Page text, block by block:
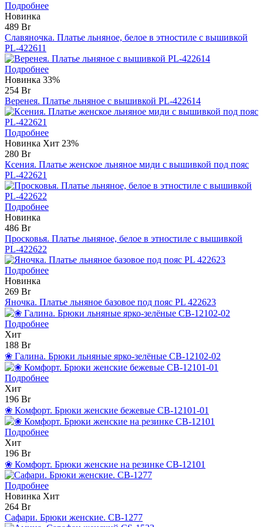
Подробнее
Новинка
489 Br
Славяночка. Платье льняное, белое в этностиле с вышивкой
PL-422611
Подробнее
Новинка 33%
254 Br
Веренея. Платье льняное с вышивкой PL-422614
Подробнее
Новинка Хит 23%
280 Br
Ксения. Платье женское льняное миди с вышивкой под пояс
PL-422621
Подробнее
Новинка
486 Br
Просковья. Платье льняное, белое в этностиле с вышивкой
PL-422622
Подробнее
Новинка
269 Br
Яночка. Платье льняное базовое под пояс PL 422623
Подробнее
Хит
188 Br
❀ Галина. Брюки льняные ярко-зелёные CB-12102-02
Подробнее
Хит
196 Br
❀ Комфорт. Брюки женские бежевые CB-12101-01
Подробнее
Хит
196 Br
❀ Комфорт. Брюки женские на резинке CB-12101
Подробнее
Новинка Хит
264 Br
Сафари. Брюки женские. CB-1277